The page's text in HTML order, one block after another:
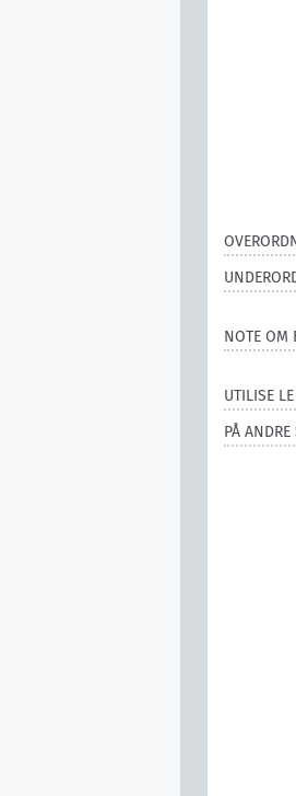
NOTE OM
UTILISE
PÅ ANDRE